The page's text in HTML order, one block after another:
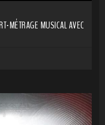
MÉTRAGE MUSICAL AVEC